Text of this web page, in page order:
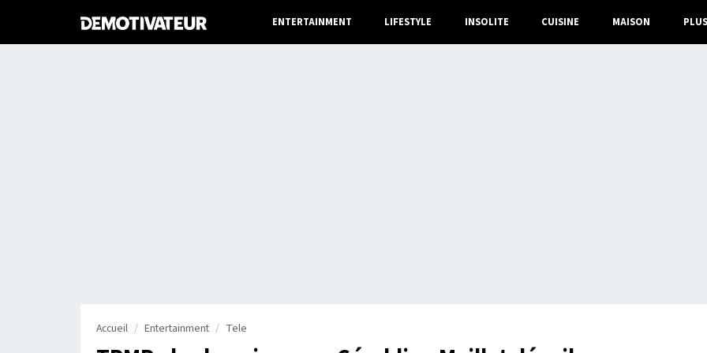
ENTERTAINMENT LIFESTYLE INSOLITE CUISINE MAISON PLUS
Accueil Entertainment Tele